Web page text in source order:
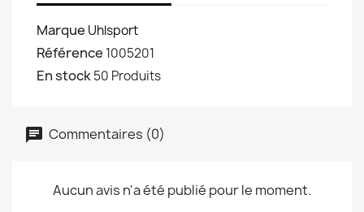
Marque Uhlsport
Référence 1005201
En stock50 Produits
Commentaires (0)
Aucun avis n'a été publié pour le moment.